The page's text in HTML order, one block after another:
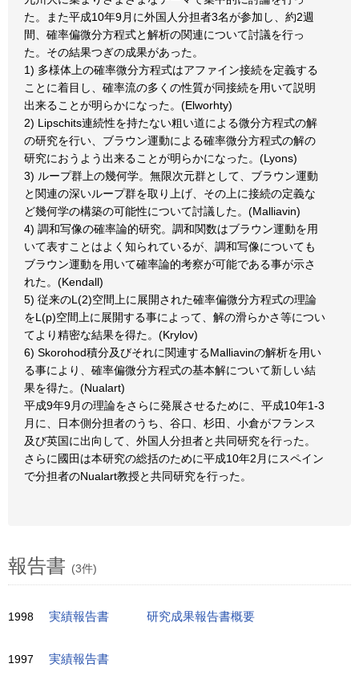
た。また平成10年9月に外国人分担者3名が参加し、約2週
間、確率偏微分方程式と解析の関連について討議を行っ
た。その結果つぎの成果があった。
1) 多様体上の確率微分方程式はアファイン接続を定義する
ことに着目し、確率流の多くの性質が同接続を用いて説明
出来ることが明らかになった。(Elworhty)
2) Lipschits連続性を持たない粗い道による微分方程式の解
の研究を行い、ブラウン運動による確率微分方程式の解の
研究におうよう出来ることが明らかになった。(Lyons)
3) ループ群上の幾何学。無限次元群として、ブラウン運動
と関連の深いループ群を取り上げ、その上に接続の定義な
ど幾何学の構築の可能性について討議した。(Malliavin)
4) 調和写像の確率論的研究。調和関数はブラウン運動を用
いて表すことはよく知られているが、調和写像についても
ブラウン運動を用いて確率論的考察が可能である事が示さ
れた。(Kendall)
5) 従来のL(2)空間上に展開された確率偏微分方程式の理論
をL(p)空間上に展開する事によって、解の滑らかさ等につい
てより精密な結果を得た。(Krylov)
6) Skorohod積分及びそれに関連するMalliavinの解析を用い
る事により、確率偏微分方程式の基本解について新しい結
果を得た。(Nualart)
平成9年9月の理論をさらに発展させるために、平成10年1-3
月に、日本側分担者のうち、谷口、杉田、小倉がフランス
及び英国に出向して、外国人分担者と共同研究を行った。
さらに國田は本研究の総括のために平成10年2月にスペイン
で分担者のNualart教授と共同研究を行った。
報告書 (3件)
1998 実績報告書 研究成果報告書概要
1997 実績報告書